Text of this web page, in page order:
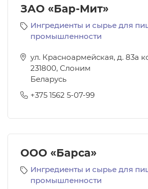
ЗАО «Бар-Мит»
Ингредиенты и сырье для
промышленности
ул. Красноармейская, д. 83а
231800, Слоним
Беларусь
+375 1562 5-07-99
ООО «Барса»
Ингредиенты и сырье для
промышленности